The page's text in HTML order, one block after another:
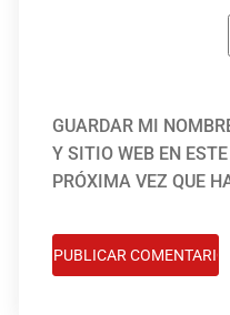
GUARDAR MI
Y SITIO WEB EN
PRÓXIMA VEZ QUE